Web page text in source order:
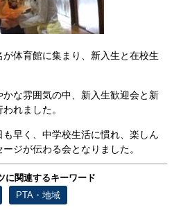
体育館に集まり、新入生と在校生
な雰囲気の中、新入生歓迎会と新
れました。
早く、中学校生活に慣れ、楽しん
ジが伝わる会となりました。
に関連するキーワード
PTA・地域